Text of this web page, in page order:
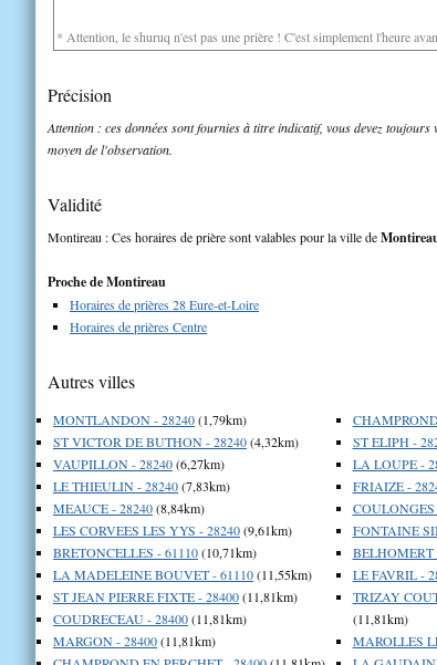
* Attention, le shuruq n'est pas une prière ! C'est simplement l'heure
Précision
Attention : ces données sont fournies à titre indicatif, vous devez
moyen de l'observation.
Validité
Montireau : Ces horaires de prière sont valables pour la ville de
Proche de Montireau
Horaires de prières 28 Eure-et-Loire
Horaires de prières Centre
Autres villes
MONTLANDON - 28240(1,79km)
ST VICTOR DE BUTHON - 28240(4,32km)
VAUPILLON - 28240(6,27km)
LE THIEULIN - 28240(7,83km)
MEAUCE - 28240(8,84km)
LES CORVEES LES YYS - 28240(9,61km)
BRETONCELLES - 61110(10,71km)
LA MADELEINE BOUVET - 61110(11,55km)
ST JEAN PIERRE FIXTE - 28400(11,81km)
COUDRECEAU - 28400(11,81km)
MARGON - 28400(11,81km)
ST ELIPH -
LA LOUPE -
FRIAIZE -
FONTAINE
LE FAVRIL -
TRIZAY
(11,81km)
MAROLLES